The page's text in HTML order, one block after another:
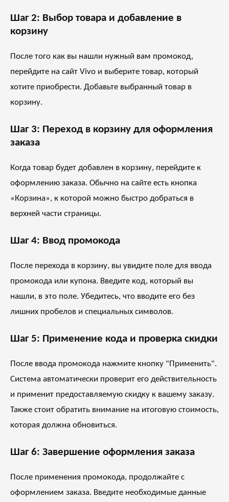
Шаг 2: Выбор товара и добавление в
корзину
После того как вы нашли нужный вам промокод,
перейдите на сайт Vivo и выберите товар, который
хотите приобрести. Добавьте выбранный товар в
корзину.
Шаг 3: Переход в корзину для оформления
заказа
Когда товар будет добавлен в корзину, перейдите к
оформлению заказа. Обычно на сайте есть кнопка
«Корзина», к которой можно быстро добраться в
верхней части страницы.
Шаг 4: Ввод промокода
После перехода в корзину, вы увидите поле для ввода
промокода или купона. Введите код, который вы
нашли, в это поле. Убедитесь, что вводите его без
лишних пробелов и специальных символов.
Шаг 5: Применение кода и проверка скидки
После ввода промокода нажмите кнопку "Применить".
Система автоматически проверит его действительность
и применит предоставляемую скидку к вашему заказу.
Также стоит обратить внимание на итоговую стоимость,
которая должна обновиться.
Шаг 6: Завершение оформления заказа
После применения промокода, продолжайте с
оформлением заказа. Введите необходимые данные